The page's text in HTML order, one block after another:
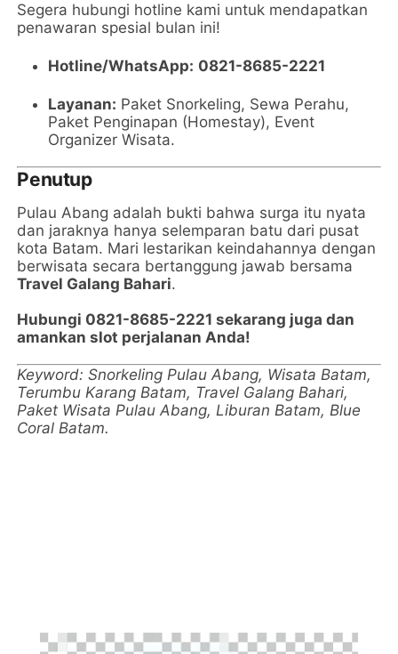
Segera hubungi hotline kami untuk mendapatkan
penawaran spesial bulan ini!
Hotline/WhatsApp: 0821-8685-2221
Layanan: Paket Snorkeling, Sewa Perahu,
Paket Penginapan (Homestay), Event
Organizer Wisata.
Penutup
Pulau Abang adalah bukti bahwa surga itu nyata
dan jaraknya hanya selemparan batu dari pusat
kota Batam. Mari lestarikan keindahannya dengan
berwisata secara bertanggung jawab bersama
Travel Galang Bahari.
Hubungi 0821-8685-2221 sekarang juga dan
amankan slot perjalanan Anda!
Keyword: Snorkeling Pulau Abang, Wisata Batam,
Terumbu Karang Batam, Travel Galang Bahari,
Paket Wisata Pulau Abang, Liburan Batam, Blue
Coral Batam.